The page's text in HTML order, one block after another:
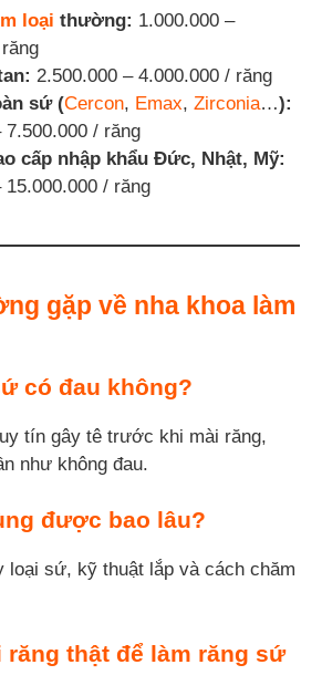
loại thường: 1.000.000 –
2.500.000 – 4.000.000 / răng
sứ (Cercon, Emax, Zirconia…):
7.500.000 / răng
cấp nhập khẩu Đức, Nhật, Mỹ:
15.000.000 / răng
gặp về nha khoa làm
có đau không?
tín gây tê trước khi mài răng,
như không đau.
được bao lâu?
loại sứ, kỹ thuật lắp và cách chăm
răng thật để làm răng sứ